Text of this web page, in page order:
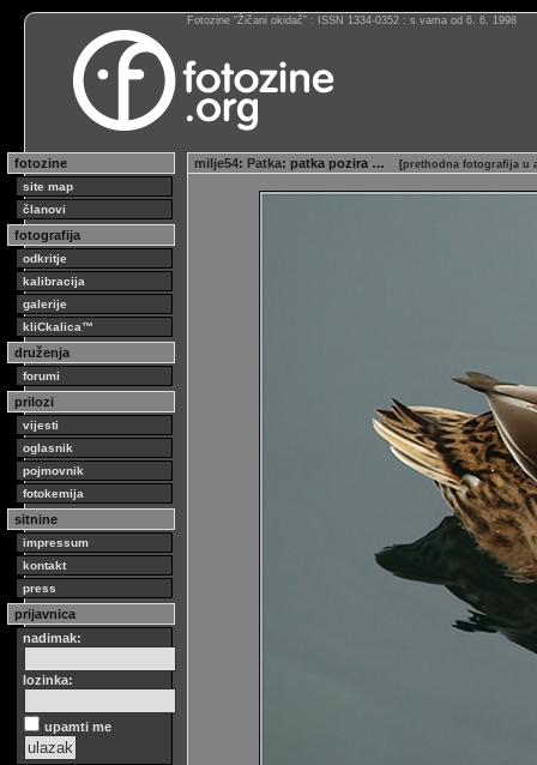
Fotozine “Žičani okidač” : ISSN 1334-0352 : s vama od 6. 6. 1998
fotozine
site map
članovi
fotografija
odkritje
kalibracija
galerije
kliCkalica™
druženja
forumi
prilozi
vijesti
oglasnik
pojmovnik
fotokemija
sitnine
impressum
kontakt
press
prijavnica
nadimak:
lozinka:
upamti me
milje54: Patka: patka pozira … [prethodna fotografija u